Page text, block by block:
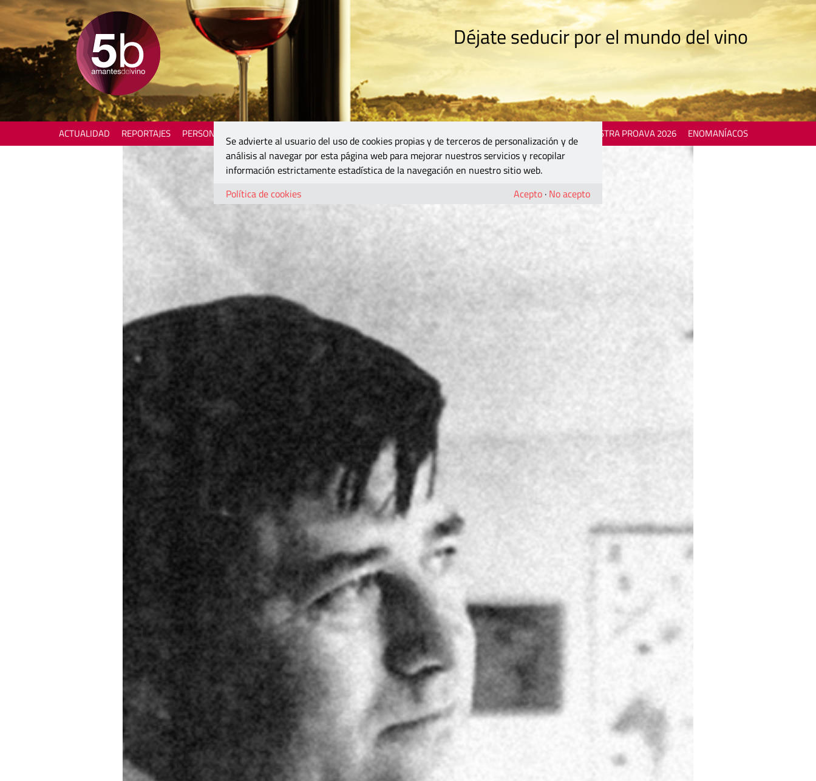
Déjate seducir por el mundo del vino
ACTUALIDAD REPORTAJES PERSONAJES MOSTRA PROAVA 2026 ENOMANÍACOS
Se advierte al usuario del uso de cookies propias y de terceros de personalización y de
análisis al navegar por esta página web para mejorar nuestros servicios y recopilar
información estrictamente estadística de la navegación en nuestro sitio web.
Política de cookies
Acepto · No acepto